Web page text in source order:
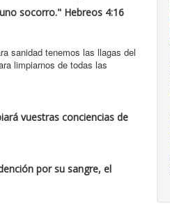
socorro." Hebreos 4:16
sanidad tenemos las llagas del
limpiarnos de todas las
vuestras conciencias de
por su sangre, el